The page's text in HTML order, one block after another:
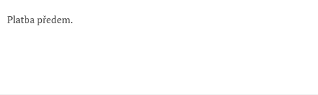
Platba předem.